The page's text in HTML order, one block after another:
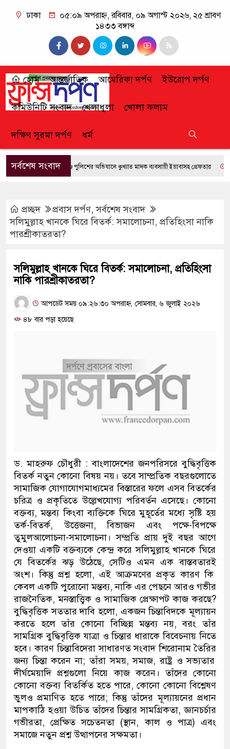
ঢাকা
০৫:০৯ অপরাহ্ন, রবিবার, ০৯ অগাস্ট ২০২৬, ২৫ শ্রাবণ
১৪৩৩ বঙ্গাব্দ
হোম আন্তর্জাতিক আমেরিকা দর্পণ ইউরোপ দর্পণ
কমিউনিটি সংবাদ খেলাধুলা খোলা কলাম
দক্ষিণ সুরমা দর্পণ ধর্ম
সর্বশেষ সংবাদ
ফেঞ্চুগঞ্জে পুলিশের অভিযানে কুখ্যাত মাদক ব্যবসায়ী ইয়াবাসহ গ্রেফতার জুলাই
প্রচ্ছদ প্রবাস দর্পণ,সর্বশেষ সংবাদ
সলিমুল্লাহ খানকে ঘিরে বিতর্ক: সমালোচনা, প্রতিহিংসা নাকি
পারশ্রীকাতরতা?
সলিমুল্লাহ খানকে ঘিরে বিতর্ক: সমালোচনা, প্রতিহিংসা
নাকি পারশ্রীকাতরতা?
আপডেট সময় ০৯:২৬:৩০ অপরাহ্ন, সোমবার, ৬ জুলাই ২০২৬
৪৮ বার পড়া হয়েছে
ড. মাহরুফ চৌধুরী :বাংলাদেশের জনপরিসরে বুদ্ধিবৃত্তিক
বিতর্ক নতুন কোনো বিষয় নয়। তবে সাম্প্রতিক বছরগুলোতে
সামাজিক যোগাযোগমাধ্যমের বিস্তারের ফলে এসব বিতর্কের
চরিত্র ও প্রকৃতিতে উল্লেখযোগ্য পরিবর্তন এসেছে। কোনো
বক্তব্য,মন্তব্য কিংবা ব্যক্তিকে ঘিরে মুহূর্তের মধ্যে সৃষ্টি হয়
তর্ক-বিতর্ক, উত্তেজনা,বিভাজন এবং পক্ষে-বিপক্ষে
তুমুলআলোচনা-সমালোচনা। সম্প্রতি প্রায়দুই বছর আগে
দেওয়া একটি বক্তব্যকে কেন্দ্র করে সলিমুল্লাহ খানকে ঘিরে
যে বিতর্কের ঝড় উঠেছে,সেটিও এমন এক বাস্তবতারই
অংশ। কিন্তু প্রশ্ন হলো,এই আক্রমণের প্রকৃত কারণ কি
কেবল একটি পুরোনো মন্তব্য,নাকি এর পেছনে আরও গভীর
রাজনৈতিক,মনস্তাত্ত্বিক ও সামাজিক প্রেক্ষাপটকাজ করছে?
বুদ্ধিবৃত্তিক সততার দাবি হলো, একজন চিন্তাবিদকেমূল্যায়ন
করতে হলেতাঁর কোনো বিচ্ছিন্ন মন্তব্য নয়,বরং তাঁর
সামগ্রিক বুদ্ধিবৃত্তিক যাত্রাও চিন্তার ধারাকে বিবেচনায় নিতে
হবে। কারণ চিন্তাবিদেরাসাধারণতসংবাদ শিরোনামতৈরির
জন্য চিন্তা করেন না;তাঁরা সময়,সমাজ,রাষ্ট্র ও সভ্যতার
দীর্ঘমেয়াদি প্রশ্নগুলো নিয়ে কাজ করেন। তাঁদের কোনো
কোনোবক্তব্য বিতর্কিত হতে পারে,কোনো কোনোবিশ্লেষণ
ভুলওপ্রমাণিতহতে পারে;কিন্তু তাঁদের মূল্যায়নেরপ্রধান
মাপকাঠি হওয়া উচিত তাঁদের চিন্তার সামগ্রিকতা,জ্ঞানচর্চার
গভীরতা,প্রেক্ষিত সচেতনতা (স্থান,কালও পাত্র) এবং
সমাজে নতুন প্রশ্ন উত্থাপনের সক্ষমতা।